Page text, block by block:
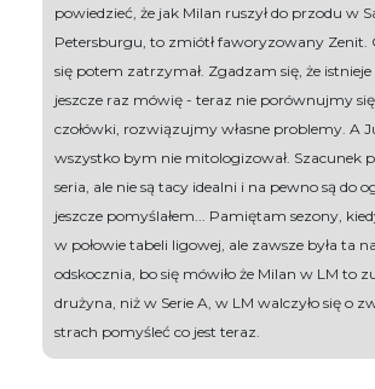
powiedzieć, że jak Milan ruszył do przodu w
Petersburgu, to zmiótł faworyzowany Zenit.
się potem zatrzymał. Zgadzam się, że
jeszcze raz mówię - teraz nie porównujmy
czołówki, rozwiązujmy własne problemy. A
wszystko bym nie mitologizował. Szacunek
seria, ale nie są tacy idealni i na pewno są do
jeszcze pomyślałem... Pamiętam sezony,
w połowie tabeli ligowej, ale zawsze była ta
odskocznia, bo się mówiło że Milan w LM to
drużyna, niż w Serie A, w LM walczyło się o
strach pomyśleć co jest teraz.